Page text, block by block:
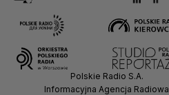
Polskie Radio S.A.
Informacyjna Agencja Radiowa